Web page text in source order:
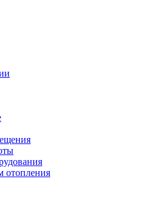
отопления